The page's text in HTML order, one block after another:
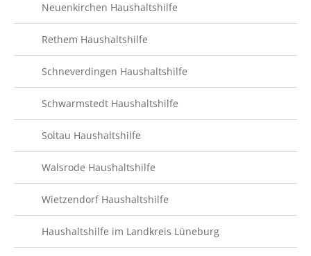
Neuenkirchen Haushaltshilfe
Rethem Haushaltshilfe
Schneverdingen Haushaltshilfe
Schwarmstedt Haushaltshilfe
Soltau Haushaltshilfe
Walsrode Haushaltshilfe
Wietzendorf Haushaltshilfe
Haushaltshilfe im Landkreis Lüneburg